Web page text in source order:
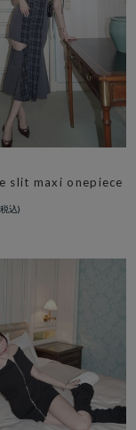
slit maxi onepiece